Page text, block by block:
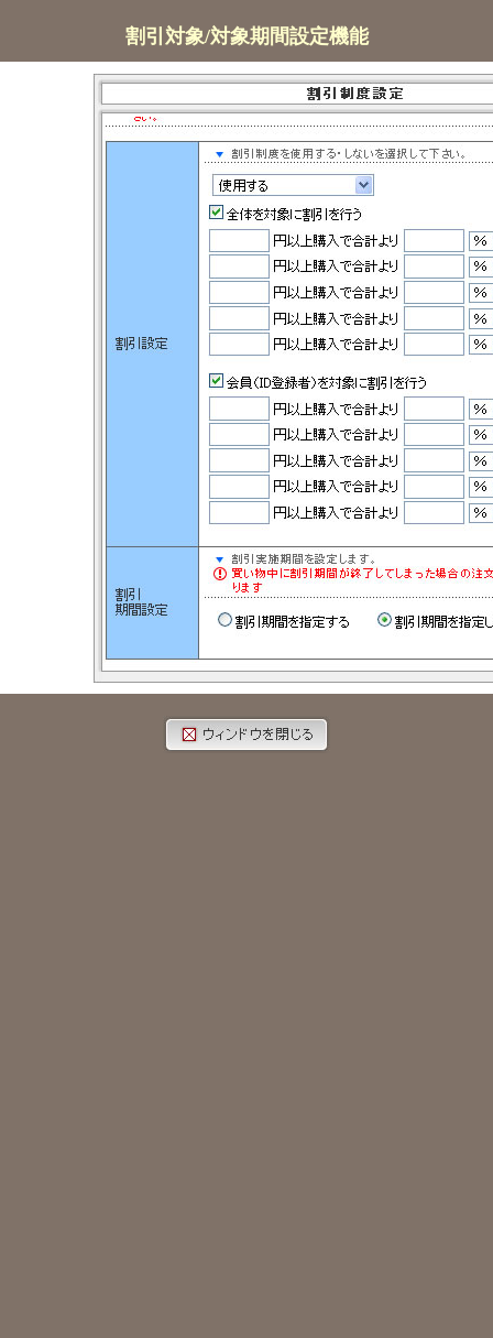
割引対象/対象期間設定機能